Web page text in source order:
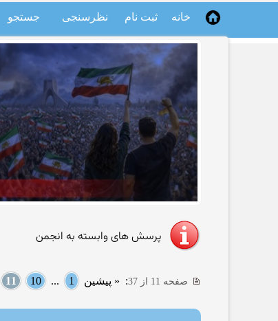
خانه ثبت نام نظرسنجی جستجو
پرسش های وابسته به انجمن
صفحه 11 از 37 : « پیشین 1
...
10
11